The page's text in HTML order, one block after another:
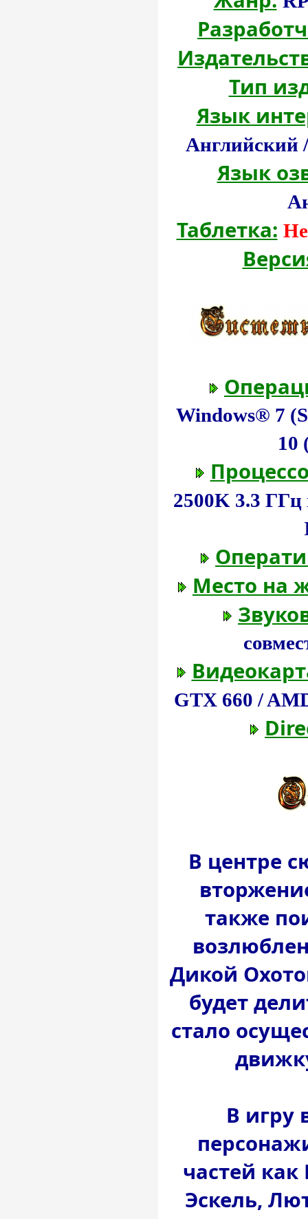
Тип
Язык
Английский
Язык
Таблетка:
Windows® 7
10
2500K 3.3
Место на
GTX 660 /
В центре
также
Дикой
будет
стало
В игру
частей
Эскель,